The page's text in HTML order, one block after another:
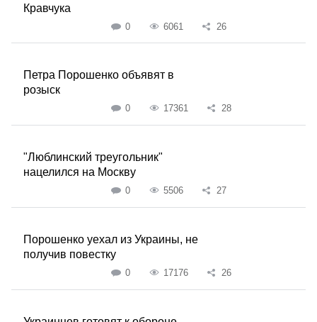
Кравчука
0 6061 26
Петра Порошенко объявят в
розыск
0 17361 28
"Люблинский треугольник"
нацелился на Москву
0 5506 27
Порошенко уехал из Украины, не
получив повестку
0 17176 26